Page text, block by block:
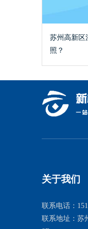
苏州高新区
照？
关于我们
联系电话：
联系地址：苏